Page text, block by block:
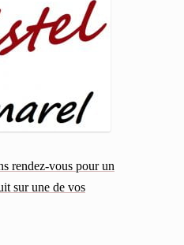
rendez-vous pour un
sur une de vos